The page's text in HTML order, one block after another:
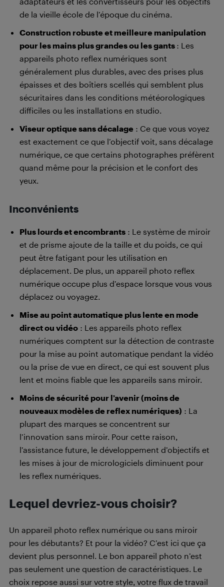
de la vieille école de l’époque du cinéma.
Construction robuste et meilleure manipulation
pour les mains plus grandesou les gants : Les
appareils photo reflex numériques sont
généralement plus durables, avec des prises plus
épaisses et des boîtiers scellés qui semblent plus
sécuritaires dans les conditions météorologiques
difficiles ou les installations en studio.
Viseur optique sans décalage : Ce que vous voyez
est exactement ce que l’objectif voit, sans décalage
numérique, ce que certains photographes préfèrent
quand même pour la précision et le confort des
yeux.
Inconvénients
Plus lourds et encombrants : Le système de miroir
et de prisme ajoute de la taille et du poids, ce qui
peut être fatigant pour les utilisation en
déplacement. De plus, un appareil photo reflex
numérique occupe plus d’espace lorsque vous vous
déplacez ou voyagez.
Mise au point automatique plus lente en mode
direct ou vidéo : Les appareils photo reflex
numériques comptent sur la détection de contraste
pour la mise au point automatique pendant la vidéo
ou la prise de vue en direct, ce qui est souvent plus
lent et moins fiable que les appareils sans miroir.
Moins de sécurité pour l’avenir (moins de
nouveaux modèles de reflex numériques) : La
plupart des marques se concentrent sur
l’innovation sans miroir. Pour cette raison,
l’assistance future, le développement d’objectifs et
les mises à jour de micrologiciels diminuent pour
les reflex numériques.
Lequel devriez-vous choisir?
Un appareil photo reflex numérique ou sans miroir
pour les débutants? Et pour la vidéo? C’est ici que ça
devient plus personnel. Le bon appareil photo n’est
pas seulement une question de caractéristiques. Le
choix repose aussi sur votre style, votre flux de travail